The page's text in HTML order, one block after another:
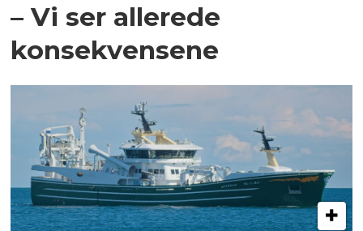
– Vi ser allerede
konsekvensene